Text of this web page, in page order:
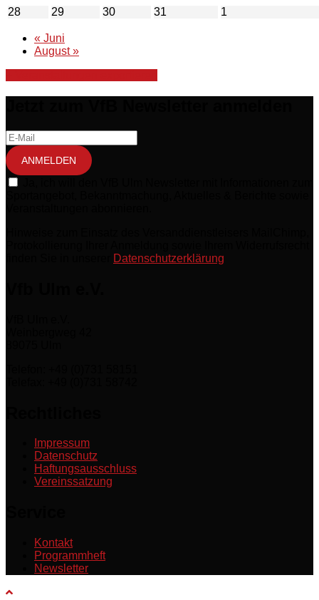
28 29 30 31 1
« Juni
August»
ANMELDEN
Datenschutzerklärung
Impressum
Datenschutz
Haftungsausschluss
Vereinssatzung
Kontakt
Programmheft
Newsletter